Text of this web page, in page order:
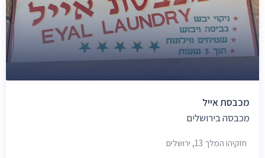
מכבסת אייל
מכבסה בירושלים
חזקיהו המלך 13, ירושלים